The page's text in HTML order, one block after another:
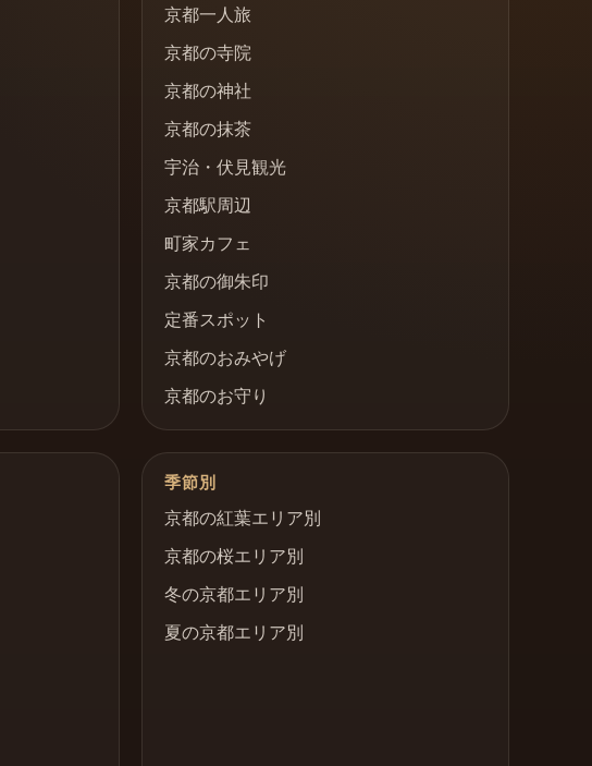
京都一人旅
京都の寺院
京都の神社
京都の抹茶
宇治・伏見観光
京都駅周辺
町家カフェ
京都の御朱印
定番スポット
京都のおみやげ
京都のお守り
季節別
京都の紅葉エリア別
京都の桜エリア別
冬の京都エリア別
夏の京都エリア別